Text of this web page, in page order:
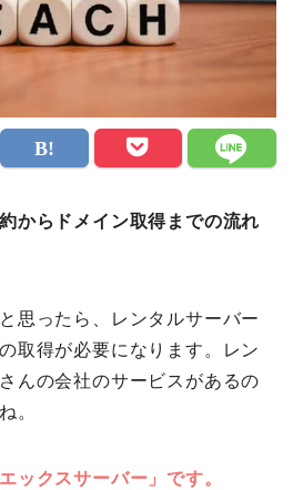
からドメイン取得までの流れ
思ったら、レンタルサーバー
取得が必要になります。レン
んの会社のサービスがあるの
。
ックスサーバー」です。